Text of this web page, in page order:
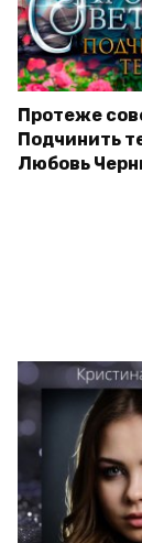
Протеже
Подчинить
Любовь